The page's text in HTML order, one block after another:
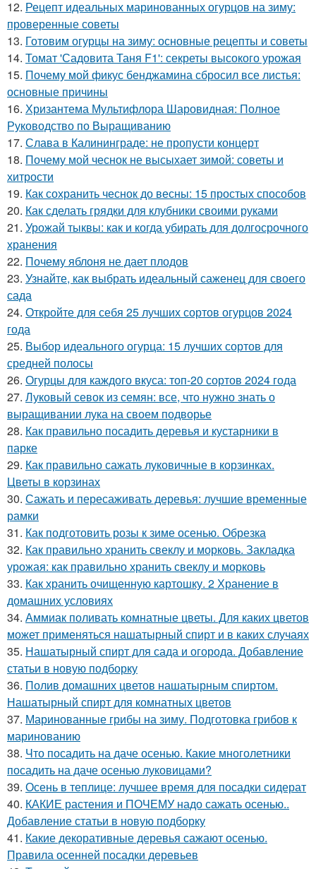
12. Рецепт идеальных маринованных огурцов на зиму:
проверенные советы
13. Готовим огурцы на зиму: основные рецепты и советы
14. Томат 'Садовита Таня F1': секреты высокого урожая
15. Почему мой фикус бенджамина сбросил все листья:
основные причины
16. Хризантема Мультифлора Шаровидная: Полное
Руководство по Выращиванию
17. Слава в Калининграде: не пропусти концерт
18. Почему мой чеснок не высыхает зимой: советы и
хитрости
19. Как сохранить чеснок до весны: 15 простых способов
20. Как сделать грядки для клубники своими руками
21. Урожай тыквы: как и когда убирать для долгосрочного
хранения
22. Почему яблоня не дает плодов
23. Узнайте, как выбрать идеальный саженец для своего
сада
24. Откройте для себя 25 лучших сортов огурцов 2024
года
25. Выбор идеального огурца: 15 лучших сортов для
средней полосы
26. Огурцы для каждого вкуса: топ-20 сортов 2024 года
27. Луковый севок из семян: все, что нужно знать о
выращивании лука на своем подворье
28. Как правильно посадить деревья и кустарники в
парке
29. Как правильно сажать луковичные в корзинках.
Цветы в корзинах
30. Сажать и пересаживать деревья: лучшие временные
рамки
31. Как подготовить розы к зиме осенью. Обрезка
32. Как правильно хранить свеклу и морковь. Закладка
урожая: как правильно хранить свеклу и морковь
33. Как хранить очищенную картошку. 2 Хранение в
домашних условиях
34. Аммиак поливать комнатные цветы. Для каких цветов
может применяться нашатырный спирт и в каких случаях
35. Нашатырный спирт для сада и огорода. Добавление
статьи в новую подборку
36. Полив домашних цветов нашатырным спиртом.
Нашатырный спирт для комнатных цветов
37. Маринованные грибы на зиму. Подготовка грибов к
маринованию
38. Что посадить на даче осенью. Какие многолетники
посадить на даче осенью луковицами?
39. Осень в теплице: лучшее время для посадки сидерат
40. КАКИЕ растения и ПОЧЕМУ надо сажать осенью..
Добавление статьи в новую подборку
41. Какие декоративные деревья сажают осенью.
Правила осенней посадки деревьев